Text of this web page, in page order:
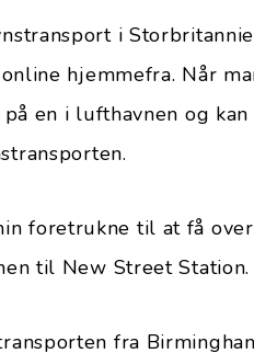
i
hjemmefra. Når
en i lufthavnen og
foretrukne til at få
til New Street Station.
fra